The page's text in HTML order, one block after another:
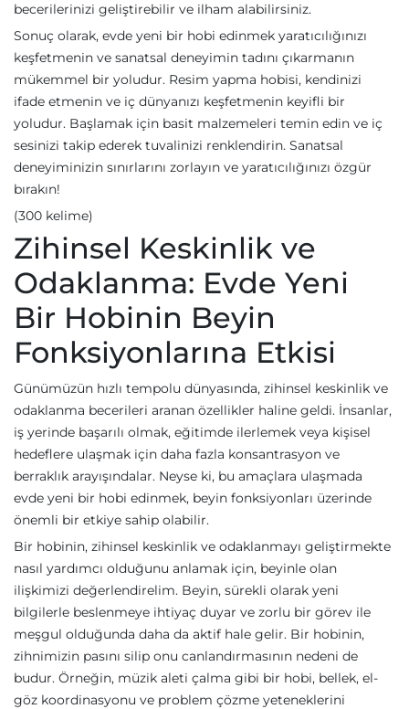
becerilerinizi geliştirebilir ve ilham alabilirsiniz.
Sonuç olarak, evde yeni bir hobi edinmek yaratıcılığınızı
keşfetmenin ve sanatsal deneyimin tadını çıkarmanın
mükemmel bir yoludur. Resim yapma hobisi, kendinizi
ifade etmenin ve iç dünyanızı keşfetmenin keyifli bir
yoludur. Başlamak için basit malzemeleri temin edin ve iç
sesinizi takip ederek tuvalinizi renklendirin. Sanatsal
deneyiminizin sınırlarını zorlayın ve yaratıcılığınızı özgür
bırakın!
(300 kelime)
Zihinsel Keskinlik ve
Odaklanma: Evde Yeni
Bir Hobinin Beyin
Fonksiyonlarına Etkisi
Günümüzün hızlı tempolu dünyasında, zihinsel keskinlik ve
odaklanma becerileri aranan özellikler haline geldi. İnsanlar,
iş yerinde başarılı olmak, eğitimde ilerlemek veya kişisel
hedeflere ulaşmak için daha fazla konsantrasyon ve
berraklık arayışındalar. Neyse ki, bu amaçlara ulaşmada
evde yeni bir hobi edinmek, beyin fonksiyonları üzerinde
önemli bir etkiye sahip olabilir.
Bir hobinin, zihinsel keskinlik ve odaklanmayı geliştirmekte
nasıl yardımcı olduğunu anlamak için, beyinle olan
ilişkimizi değerlendirelim. Beyin, sürekli olarak yeni
bilgilerle beslenmeye ihtiyaç duyar ve zorlu bir görev ile
meşgul olduğunda daha da aktif hale gelir. Bir hobinin,
zihnimizin pasını silip onu canlandırmasının nedeni de
budur. Örneğin, müzik aleti çalma gibi bir hobi, bellek, el-
göz koordinasyonu ve problem çözme yeteneklerini